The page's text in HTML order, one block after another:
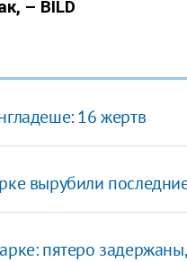
16 жертв
вырубили
пятеро